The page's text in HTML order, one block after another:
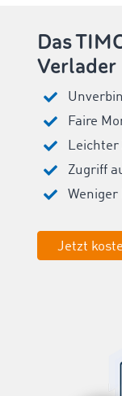
Das
Verlader
Faire
Leichter
Zugriff
Weniger
Jetzt